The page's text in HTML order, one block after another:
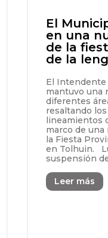
El
en una
de la
de la
El
mantuvo una
diferentes
resaltando
lineamientos
marco de una
la Fiesta
en Tolhuin.
suspensión
Leer más